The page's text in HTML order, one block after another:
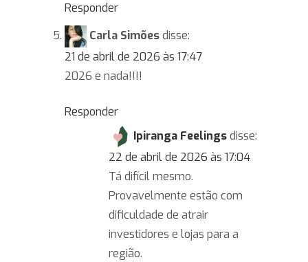
Responder
Carla Simõesdisse:
21 de abril de 2026 às 17:47
2026 e nada!!!!
Responder
Ipiranga Feelings disse:
22 de abril de 2026 às 17:04
Tá difícil mesmo.
Provavelmente estão com
dificuldade de atrair
investidores e lojas para a
região.